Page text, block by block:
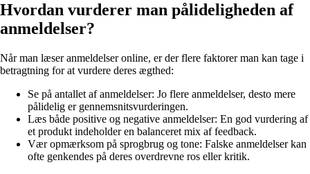
Hvordan vurderer man pålideligheden af
anmeldelser?
Når man læser anmeldelser online, er der flere faktorer man kan tage i
betragtning for at vurdere deres ægthed:
Se på antallet af anmeldelser: Jo flere anmeldelser, desto mere
pålidelig er gennemsnitsvurderingen.
Læs både positive og negative anmeldelser: En god vurdering af
et produkt indeholder en balanceret mix af feedback.
Vær opmærksom på sprogbrug og tone: Falske anmeldelser kan
ofte genkendes på deres overdrevne ros eller kritik.